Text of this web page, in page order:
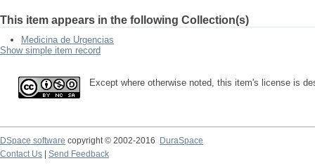
This item appears in the following Collection(s)
Medicina de Urgencias
Show simple item record
Except where otherwise noted, this item's license is
DSpace software copyright © 2002-2016
DuraSpace
Contact Us
Send Feedback